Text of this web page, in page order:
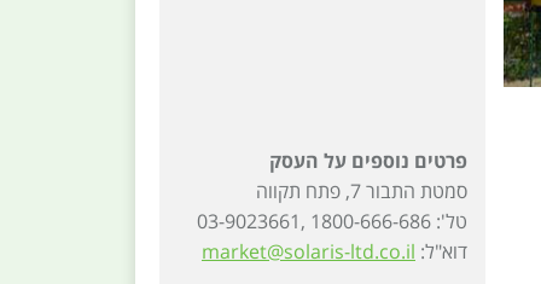
פרטים נוספים על העסק
סמטת התבור 7, פתח תקווה
טל': 1800-666-686 ,03-9023661
דוא"ל: market@solaris-ltd.co.il